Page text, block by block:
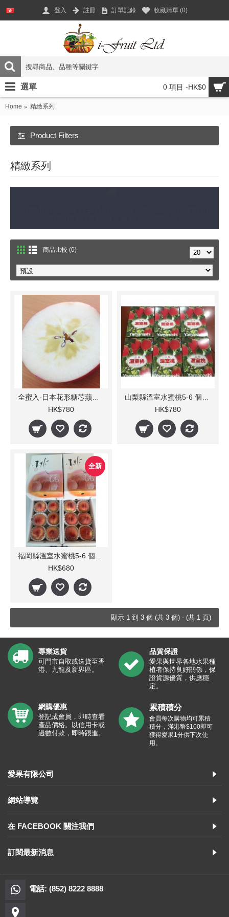
登入 註冊 訂單記錄 收藏清單 (0)
0 項目 -HK$0
選單
Home 精緻系列
Product Filters
精緻系列
商品比較 (0)
HK$780
HK$780
全新
HK$680
顯示 1 到 3 個 (共 3 個) - (共 1 頁)
專業送貨
可門市自取或送貨至香
港、九龍及新界區。
品質保證
愛果與世界各地水果種
植者保持良好關係，保
證貨源優質，供應穩
定。
網購優惠
登記成會員，即時查看
產品價格。以信用卡或
過數付款，即時跟進。
累積積分
會員每次購物均可累積
積分，滿港幣$100即可
獲得愛果1分供下次使
用。
愛果有限公司
網站導覽
在 FACEBOOK 關注我們
訂閱最新消息
電話: (852) 8222 8888